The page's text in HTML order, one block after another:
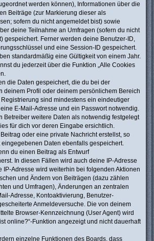
werden können), Informationen über die
Beiträge (zur Markierung dieser als
sofern du nicht angemeldet bist) sowie
deine Teilnahme an Umfragen (sofern du nicht
gespeichert. Ferner werden deine Benutzer-ID,
und eine Session-ID gespeichert.
standardmäßig eine Gültigkeit von einem Jahr.
du jederzeit über die Funktion „Alle Cookies
die Daten gespeichert, die du bei der
deinem Profil oder deinem persönlichem Bereich
sind mindestens ein eindeutiger
E-Mail-Adresse und ein Passwort notwendig.
Betreiber weitere Daten als notwendig festgelegt
für dich vor deren Eingabe ersichtlich.
oder eine private Nachricht erstellst, so
Daten ebenfalls gespeichert.
du einen Beitrag als Entwurf
In diesen Fällen wird auch deine IP-Adresse
IP-Adresse wird weiterhin bei folgenden Aktionen
und Ändern von Beiträgen (dazu zählen
und Umfragen), Änderungen an zentralen
Adresse, Kontoaktivierung, Benutzer-
Anmeldeversuche. Die von deinem
Browser-Kennzeichnung (User Agent) wird
online?“-Funktion angezeigt und nicht dauerhaft
einzelne Funktionen des Boards, dass